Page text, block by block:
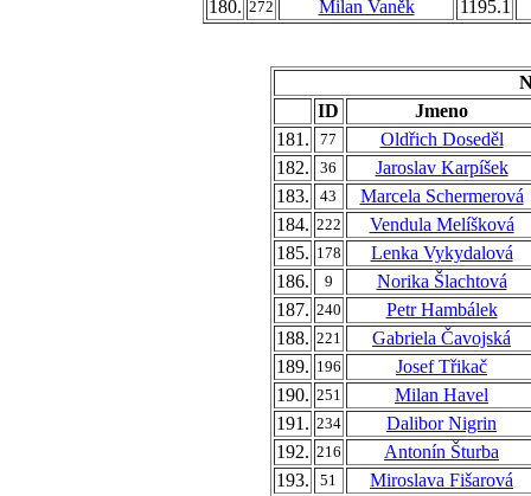
180. 272 Milan Vaněk 1195.1
ID
Jmeno
181.
77
Oldřich Doseděl
182.
36
Jaroslav Karpíšek
183.
43
Marcela Schermerová
184. 222
Vendula Melíšková
185. 178
Lenka Vykydalová
186.
9
Norika Šlachtová
187. 240
Petr Hambálek
188. 221
Gabriela Čavojská
189. 196
Josef Třikač
190. 251
Milan Havel
191. 234
Dalibor Nigrin
192. 216
Antonín Šturba
193.
51
Miroslava Fišarová